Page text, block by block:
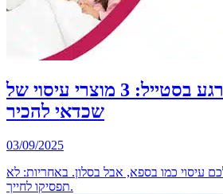
להירגע בסטייל: 3 מוצרי עיסוי של Beurer
שכדאי להכיר
03/09/2025
עיסוי כמו בספא, אבל בסלון. באחריות: לא
תפסיקו לחייך.